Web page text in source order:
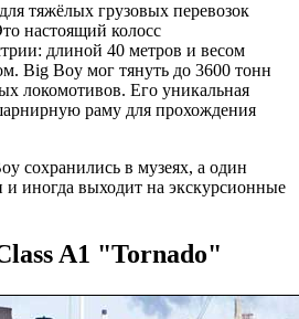
тяжёлых грузовых перевозок
настоящий колосс
длиной 40 метров и весом
Big Boy мог тянуть до 3600 тонн
локомотивов. Его уникальная
раму для прохождения
сохранились в музеях, а один
и иногда выходит на экскурсионные
A1 "Tornado"